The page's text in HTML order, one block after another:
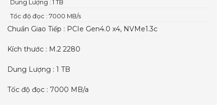
Dung Lượng : 1 TB
Tốc độ đọc : 7000 MB/s
Chuẩn Giao Tiếp : PCIe Gen4.0 x4, NVMe1.3c
Kích thước : M.2 2280
Dung Lượng : 1 TB
Tốc độ đọc : 7000 MB/a